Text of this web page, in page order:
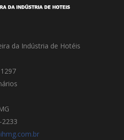
da Indústria de Hotéis